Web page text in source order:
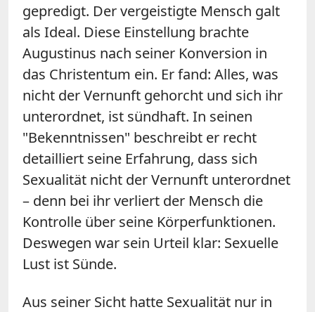
gepredigt. Der vergeistigte Mensch galt
als Ideal. Diese Einstellung brachte
Augustinus nach seiner Konversion in
das Christentum ein. Er fand: Alles, was
nicht der Vernunft gehorcht und sich ihr
unterordnet, ist sündhaft. In seinen
"Bekenntnissen" beschreibt er recht
detailliert seine Erfahrung, dass sich
Sexualität nicht der Vernunft unterordnet
– denn bei ihr verliert der Mensch die
Kontrolle über seine Körperfunktionen.
Deswegen war sein Urteil klar: Sexuelle
Lust ist Sünde.
Aus seiner Sicht hatte Sexualität nur in